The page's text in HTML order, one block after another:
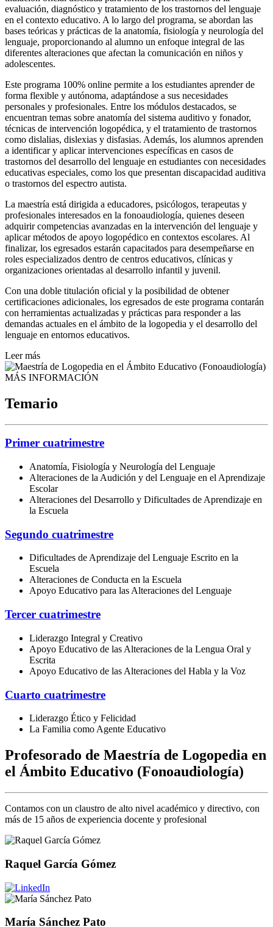
evaluación, diagnóstico y tratamiento de los trastornos del lenguaje
en el contexto educativo. A lo largo del programa, se abordan las
bases teóricas y prácticas de la anatomía, fisiología y neurología del
lenguaje, proporcionando al alumno un enfoque integral de las
diferentes alteraciones que afectan la comunicación en niños y
adolescentes.
Este programa 100% online permite a los estudiantes aprender de
forma flexible y autónoma, adaptándose a sus necesidades
personales y profesionales. Entre los módulos destacados, se
encuentran temas sobre anatomía del sistema auditivo y fonador,
técnicas de intervención logopédica, y el tratamiento de trastornos
como dislalias, dislexias y disfasias. Además, los alumnos aprenden
a identificar y aplicar intervenciones específicas en casos de
trastornos del desarrollo del lenguaje en estudiantes con necesidades
educativas especiales, como los que presentan discapacidad auditiva
o trastornos del espectro autista.
La maestría está dirigida a educadores, psicólogos, terapeutas y
profesionales interesados en la fonoaudiología, quienes deseen
adquirir competencias avanzadas en la intervención del lenguaje y
aplicar métodos de apoyo logopédico en contextos escolares. Al
finalizar, los egresados estarán capacitados para desempeñarse en
roles especializados dentro de centros educativos, clínicas y
organizaciones orientadas al desarrollo infantil y juvenil.
Con una doble titulación oficial y la posibilidad de obtener
certificaciones adicionales, los egresados de este programa contarán
con herramientas actualizadas y prácticas para responder a las
demandas actuales en el ámbito de la logopedia y el desarrollo del
lenguaje en entornos educativos.
Leer más
MÁS INFORMACIÓN
Temario
Primer cuatrimestre
Anatomía, Fisiología y Neurología del Lenguaje
Alteraciones de la Audición y del Lenguaje en el Aprendizaje
Escolar
Alteraciones del Desarrollo y Dificultades de Aprendizaje en
la Escuela
Segundo cuatrimestre
Dificultades de Aprendizaje del Lenguaje Escrito en la
Escuela
Alteraciones de Conducta en la Escuela
Apoyo Educativo para las Alteraciones del Lenguaje
Tercer cuatrimestre
Liderazgo Integral y Creativo
Apoyo Educativo de las Alteraciones de la Lengua Oral y
Escrita
Apoyo Educativo de las Alteraciones del Habla y la Voz
Cuarto cuatrimestre
Liderazgo Ético y Felicidad
La Familia como Agente Educativo
Profesorado de Maestría de Logopedia en
el Ámbito Educativo (Fonoaudiología)
Contamos con un claustro de alto nivel académico y directivo, con
más de 15 años de experiencia docente y profesional
Raquel García Gómez
María Sánchez Pato